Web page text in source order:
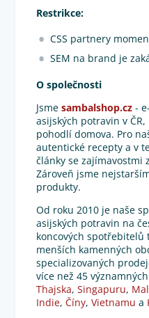
Restrikce:
CSS partnery
SEM na brand je
O společnosti
Jsmesambalshop.cz -
asijských potravin v
pohodlí domova. Pro
autentické recepty a v
články se zajímavostmi
Zároveň jsme
produkty.
Od roku 2010 je naše
asijských potravin na
koncových
menších kamenných
specializovaných
více než 45
Thajska,Singapuru,
Indie,Číny,Vietnamu a